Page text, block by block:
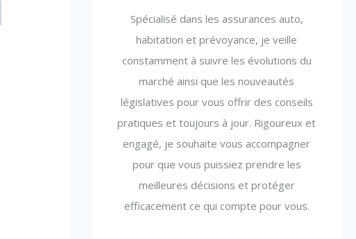
Spécialisé dans les assurances auto,
habitation et prévoyance, je veille
constamment à suivre les évolutions du
marché ainsi que les nouveautés
législatives pour vous offrir des conseils
pratiques et toujours à jour. Rigoureux et
engagé, je souhaite vous accompagner
pour que vous puissiez prendre les
meilleures décisions et protéger
efficacement ce qui compte pour vous.